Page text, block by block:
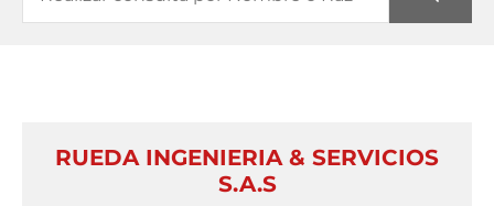
RUEDA INGENIERIA & SERVICIOS
S.A.S